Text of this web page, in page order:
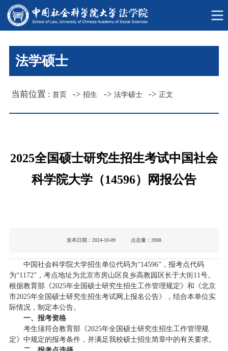
法学硕士
当前位置 :首页 ->招生 -> 法学硕士 ->正文
2025全国硕士研究生招生考试中国社会
科学院大学（14596）网报公告
发布日期：2024-10-09 点击量： 3908
中国社会科学院大学招生单位代码为“14596”，报考点代码
为“1172”，考点地址为北京市房山区良乡高教园区长于大街11号。
根据教育部《2025年全国硕士研究生招生工作管理规定》和《北京
市2025年全国硕士研究生招生考试网上报名公告》，结合本单位实
际情况，制定本公告。
一、报考资格
考生须符合教育部《2025年全国硕士研究生招生工作管理规
定》中规定的报考条件，并满足我校硕士招生简章中的有关要求。